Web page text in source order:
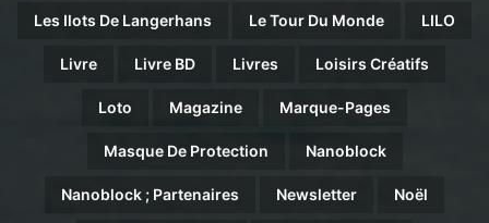
Les Ilots De Langerhans Le Tour Du Monde LILO
Livre Livre BD Livres Loisirs Créatifs
Loto Magazine Marque-Pages
Masque De Protection Nanoblock
Nanoblock ; Partenaires Newsletter Noël